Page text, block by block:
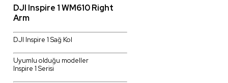
DJI Inspire 1 WM610 Right
Arm
DJI Inspire 1 Sağ Kol
Uyumlu olduğu modeller
Inspire 1 Serisi